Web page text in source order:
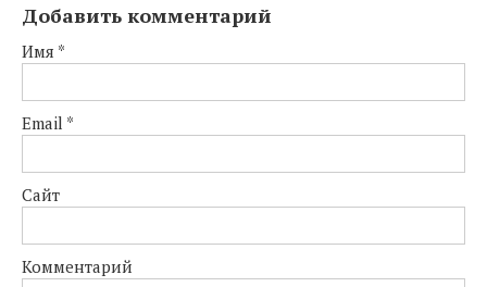
Добавить комментарий
Имя *
Email *
Сайт
Комментарий